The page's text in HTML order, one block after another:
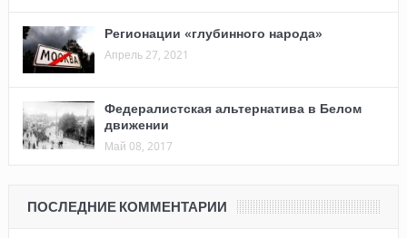
Регионации «глубинного народа»
Апрель 27, 2021
Федералистская альтернатива в Белом
движении
Май 08, 2017
ПОСЛЕДНИЕ КОММЕНТАРИИ